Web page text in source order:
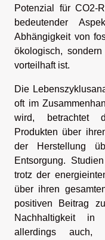
Potenzial für CO2-
bedeutender
Abhängigkeit von
ökologisch,
vorteilhaft ist.
Die
oft im
wird, betrachtet
Produkten über
der Herstellung
Entsorgung.
trotz der
über ihren
positiven Beitrag
Nachhaltigkeit in
allerdings auch,